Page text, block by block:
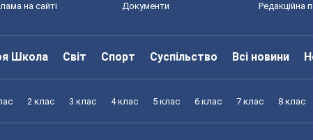
на сайті Документи Редакційна
Школа Світ Спорт Суспільство Всі новини
2 клас 3 клас 4 клас 5 клас 6 клас 7 клас 8 клас